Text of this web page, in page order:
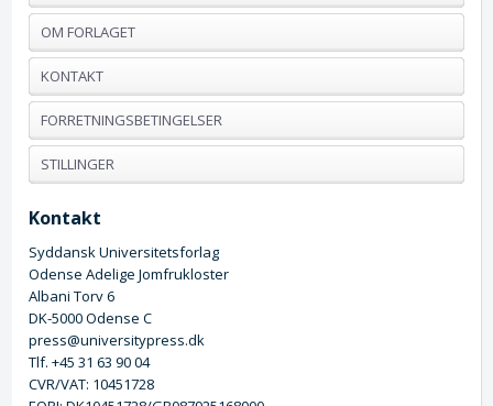
OM FORLAGET
KONTAKT
FORRETNINGSBETINGELSER
STILLINGER
Kontakt
Syddansk Universitetsforlag
Odense Adelige Jomfrukloster
Albani Torv 6
DK-5000 Odense C
press@universitypress.dk
Tlf. +45 31 63 90 04
CVR/VAT: 10451728